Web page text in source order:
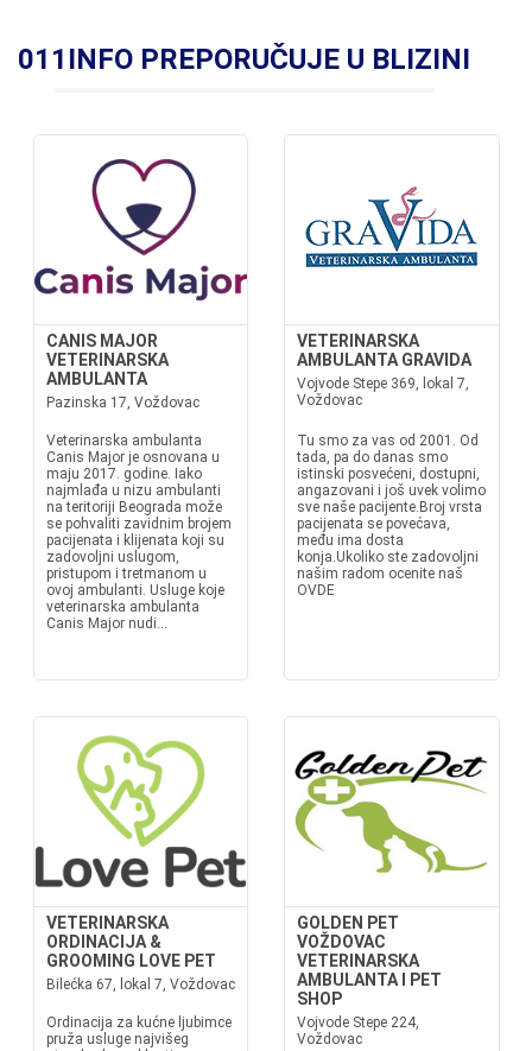
011INFO PREPORUČUJE U BLIZINI
CANIS MAJOR
VETERINARSKA
AMBULANTA
Pazinska 17, Voždovac
Veterinarska ambulanta
Canis Major je osnovana u
maju 2017. godine. Iako
najmlađa u nizu ambulanti
na teritoriji Beograda može
se pohvaliti zavidnim brojem
pacijenata i klijenata koji su
zadovoljni uslugom,
pristupom i tretmanom u
ovoj ambulanti. Usluge koje
veterinarska ambulanta
Canis Major nudi...
VETERINARSKA
AMBULANTA GRAVIDA
Vojvode Stepe 369, lokal 7,
Voždovac
Tu smo za vas od 2001. Od
tada, pa do danas smo
istinski posvećeni, dostupni,
angazovani i još uvek volimo
sve naše pacijente.Broj vrsta
pacijenata se povećava,
među ima dosta
konja.Ukoliko ste zadovoljni
našim radom ocenite naš
OVDE
VETERINARSKA
ORDINACIJA &
GROOMING LOVE PET
Bilećka 67, lokal 7, Voždovac
Ordinacija za kućne ljubimce
pruža usluge najvišeg
GOLDEN PET
VOŽDOVAC
VETERINARSKA
AMBULANTA I PET
SHOP
Vojvode Stepe 224,
Voždovac